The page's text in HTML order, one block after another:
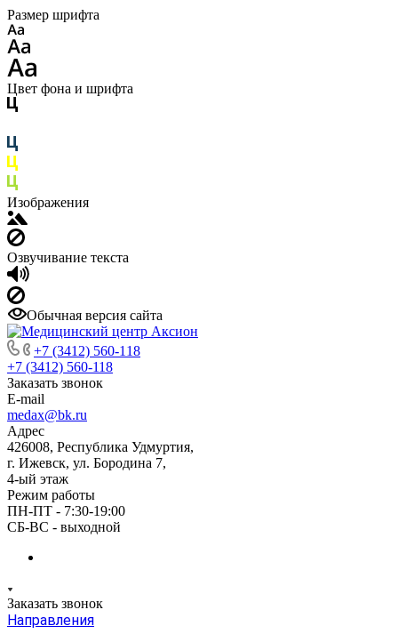
Размер шрифта
Цвет фона и шрифта
Изображения
Озвучивание текста
Обычная версия сайта
+7 (3412) 560-118
+7 (3412) 560-118
Заказать звонок
E-mail
medax@bk.ru
Адрес
426008, Республика Удмуртия,
г. Ижевск, ул. Бородина 7,
4-ый этаж
Режим работы
ПН-ПТ - 7:30-19:00
СБ-ВС - выходной
Заказать звонок
Направления